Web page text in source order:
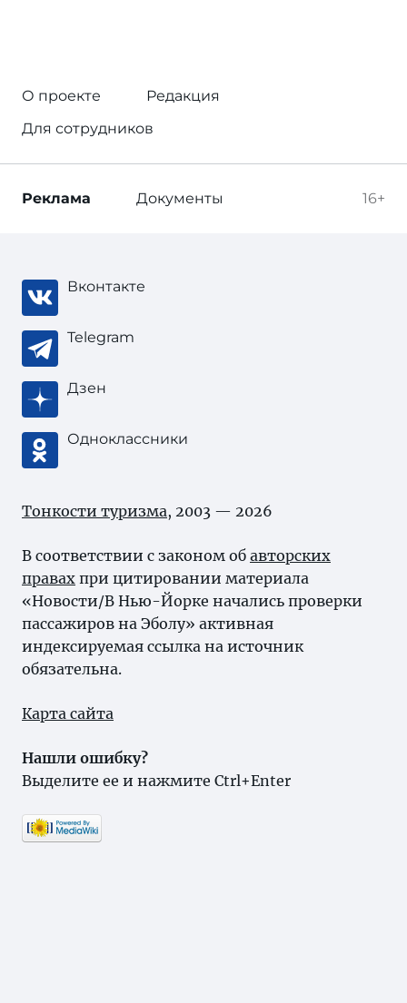
О проекте
Редакция
Для сотрудников
16+
Реклама Документы
Вконтакте
Telegram
Дзен
Одноклассники
Тонкости туризма, 2003 — 2026
В соответствии с законом об авторских
правах при цитировании материала
«Новости/В Нью-Йорке начались проверки
пассажиров на Эболу» активная
индексируемая ссылка на источник
обязательна.
Карта сайта
Нашли ошибку?
Выделите ее и нажмите Ctrl+Enter